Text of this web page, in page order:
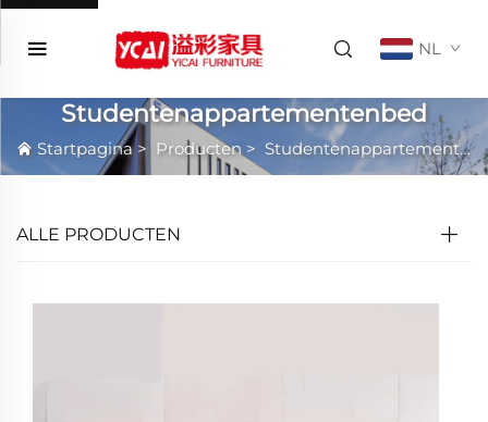
NL
Studentenappartementenbed
Startpagina> Producten> Studentenappartementenbed
ALLE PRODUCTEN